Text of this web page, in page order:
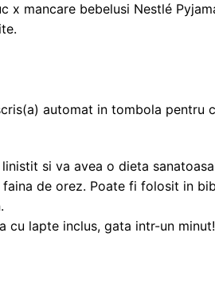
x mancare bebelusi Nestlé
automat in tombola pentru
si va avea o dieta
de orez. Poate fi folosit in
cu lapte inclus, gata intr-un minut!